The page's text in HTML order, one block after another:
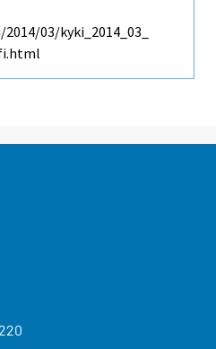
03/kyki_2014_03_